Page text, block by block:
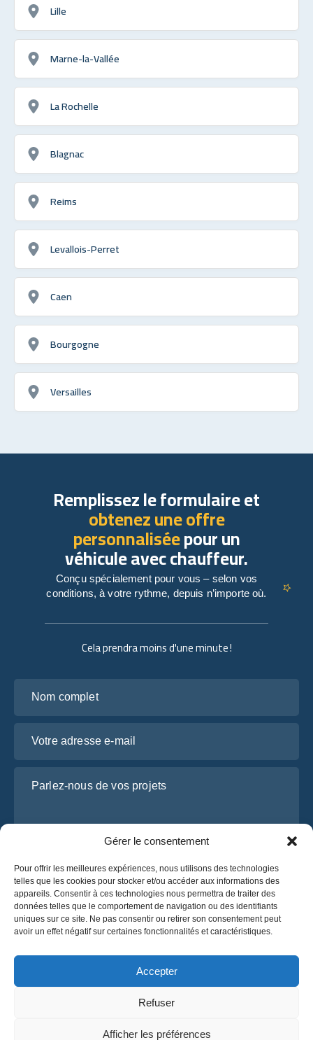
Gérer le consentement
Pour offrir les meilleures expériences, nous utilisons des technologies
telles que les cookies pour stocker et/ou accéder aux informations des
appareils. Consentir à ces technologies nous permettra de traiter des
données telles que le comportement de navigation ou des identifiants
uniques sur ce site. Ne pas consentir ou retirer son consentement peut
avoir un effet négatif sur certaines fonctionnalités et caractéristiques.
Accepter
Refuser
Afficher les préférences
Lille
Marne-la-Vallée
La Rochelle
Blagnac
Reims
Levallois-Perret
Caen
Bourgogne
Versailles
Cela prendra moins d'une minute !
J’ai lu et j’accepte lapolitique de confidentialité
d’OsaBus.
Obtenez un devis
Obtenez un devis
Remplissez le formulaire et
obtenez une offre
personnaliséepour un
véhicule avec chauffeur.
Conçu spécialement pour vous – selon vos
conditions, à votre rythme, depuis n’importe où.